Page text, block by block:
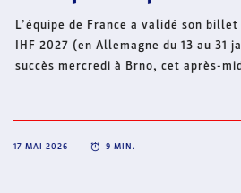
L’équipe de France a validé son
IHF 2027 (en Allemagne du 13 au 31
succès mercredi à Brno, cet après-
prochain pour le début des
17 MAI 2026 9 MIN.